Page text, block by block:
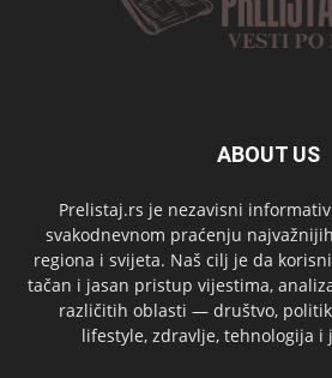
ABOUT US
Prelistaj.rs je nezavisni
svakodnevnom praćenju
regiona i svijeta. Naš cilj je da
tačan i jasan pristup vijestima,
različitih oblasti — društvo,
lifestyle, zdravlje, tehnologija i